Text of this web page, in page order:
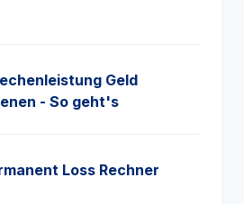
Geld
- So geht's
Loss Rechner